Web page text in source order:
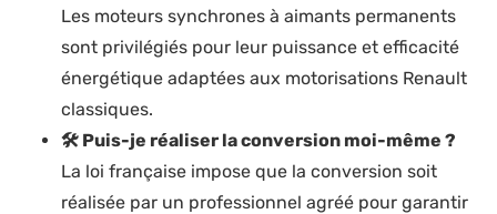
Les moteurs synchrones à aimants permanents
sont privilégiés pour leur puissance et efficacité
énergétique adaptées aux motorisations Renault
classiques.
🛠️ Puis-je réaliser la conversion moi-même ?
La loi française impose que la conversion soit
réalisée par un professionnel agréé pour garantir